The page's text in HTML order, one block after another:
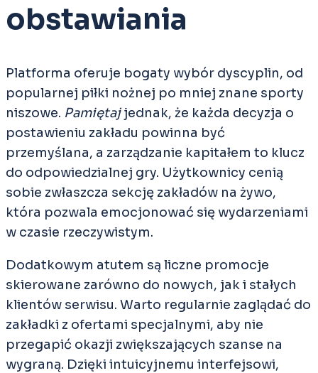
obstawiania
Platforma oferuje bogaty wybór dyscyplin, od
popularnej piłki nożnej po mniej znane sporty
niszowe. Pamiętajjednak, że każda decyzja o
postawieniu zakładu powinna być
przemyślana, a zarządzanie kapitałem to klucz
do odpowiedzialnej gry. Użytkownicy cenią
sobie zwłaszcza sekcję zakładów na żywo,
która pozwala emocjonować się wydarzeniami
w czasie rzeczywistym.
Dodatkowym atutem są liczne promocje
skierowane zarówno do nowych, jak i stałych
klientów serwisu. Warto regularnie zaglądać do
zakładki z ofertami specjalnymi, aby nie
przegapić okazji zwiększających szanse na
wygraną. Dzięki intuicyjnemu interfejsowi,